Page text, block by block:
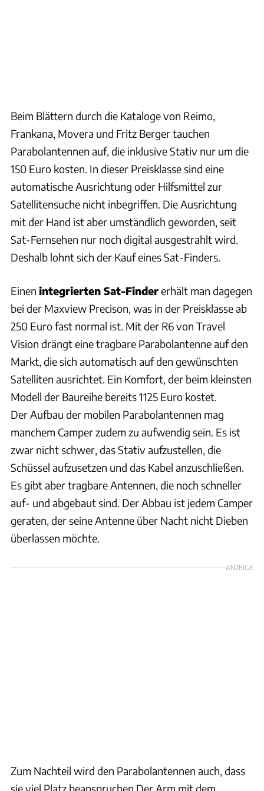
Beim Blättern durch die Kataloge von Reimo,
Frankana, Movera und Fritz Berger tauchen
Parabolantennen auf, die inklusive Stativ nur um die
150 Euro kosten. In dieser Preisklasse sind eine
automatische Ausrichtung oder Hilfsmittel zur
Satellitensuche nicht inbegriffen. Die Ausrichtung
mit der Hand ist aber umständlich geworden, seit
Sat-Fernsehen nur noch digital ausgestrahlt wird.
Deshalb lohnt sich der Kauf eines Sat-Finders.
Einen integrierten Sat-Findererhält man dagegen
bei der Maxview Precison, was in der Preisklasse ab
250 Euro fast normal ist. Mit der R6 von Travel
Vision drängt eine tragbare Parabolantenne auf den
Markt, die sich automatisch auf den gewünschten
Satelliten ausrichtet. Ein Komfort, der beim kleinsten
Modell der Baureihe bereits 1125 Euro kostet.
Der Aufbau der mobilen Parabolantennen mag
manchem Camper zudem zu aufwendig sein. Es ist
zwar nicht schwer, das Stativ aufzustellen, die
Schüssel aufzusetzen und das Kabel anzuschließen.
Es gibt aber tragbare Antennen, die noch schneller
auf- und abgebaut sind. Der Abbau ist jedem Camper
geraten, der seine Antenne über Nacht nicht Dieben
überlassen möchte.
ANZEIGE
Zum Nachteil wird den Parabolantennen auch, dass
sie viel Platz beanspruchen Der Arm mit dem